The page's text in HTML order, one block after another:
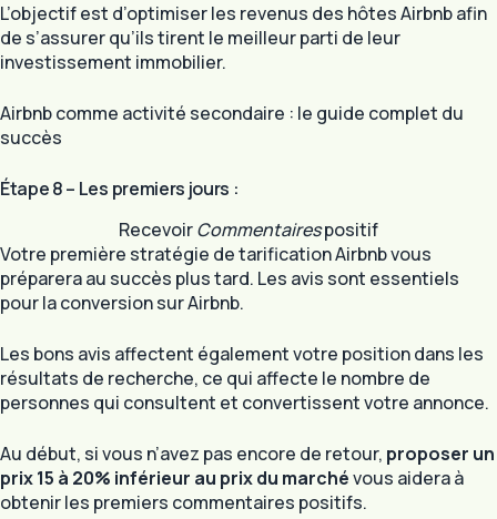
L’objectif est d’optimiser les revenus des hôtes Airbnb afin
de s’assurer qu’ils tirent le meilleur parti de leur
investissement immobilier.
Airbnb comme activité secondaire : le guide complet du
succès
Étape 8 – Les premiers jours :
RecevoirCommentairespositif
Votre première stratégie de tarification Airbnb vous
préparera au succès plus tard. Les avis sont essentiels
pour la conversion sur Airbnb.
Les bons avis affectent également votre position dans les
résultats de recherche, ce qui affecte le nombre de
personnes qui consultent et convertissent votre annonce.
Au début, si vous n’avez pas encore de retour, proposer un
prix 15 à 20% inférieur au prix du marchévous aidera à
obtenir les premiers commentaires positifs.